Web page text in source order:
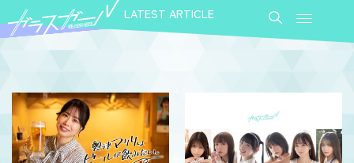
LATEST ARTICLE